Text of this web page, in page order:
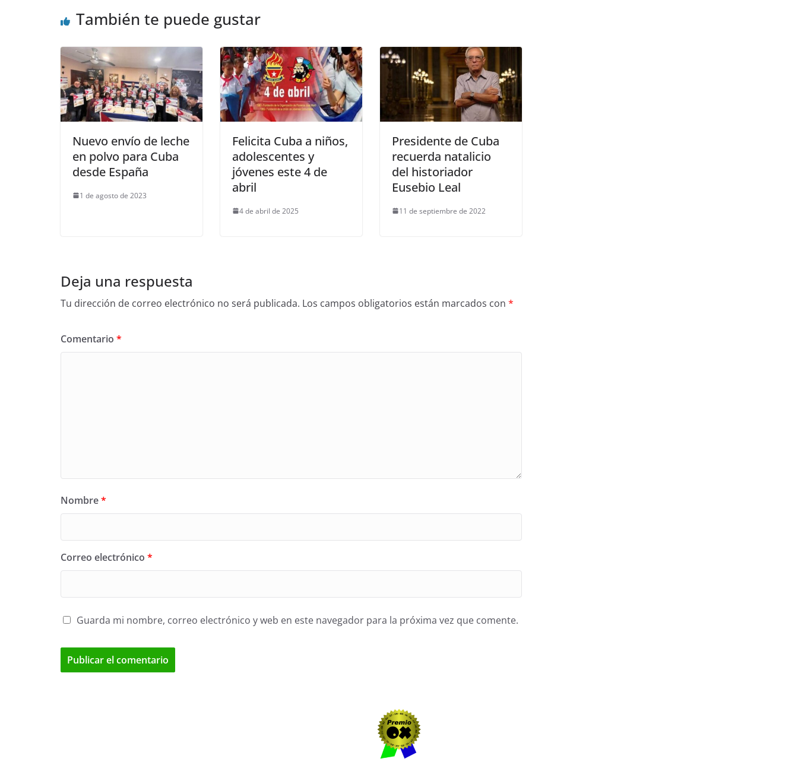
También te puede gustar
Nuevo envío de leche
en polvo para Cuba
desde España
1 de agosto de 2023
Felicita Cuba a niños,
adolescentes y
jóvenes este 4 de
abril
4 de abril de 2025
Presidente de Cuba
recuerda natalicio
del historiador
Eusebio Leal
11 de septiembre de 2022
Deja una respuesta
Tu dirección de correo electrónico no será publicada. Los campos obligatorios están marcados con *
Comentario *
Nombre*
Correo electrónico *
Guarda mi nombre, correo electrónico y web en este navegador para la próxima vez que comente.